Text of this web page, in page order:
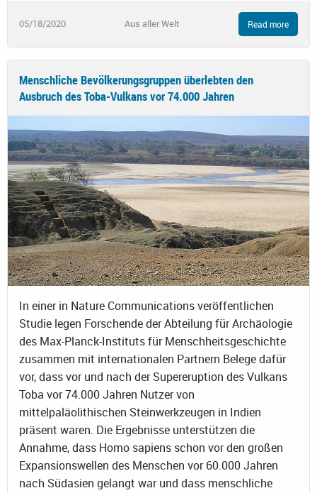
05/18/2020 Aus aller Welt Read more
Menschliche Bevölkerungsgruppen überlebten den
Ausbruch des Toba-Vulkans vor 74.000 Jahren
In einer in Nature Communications veröffentlichen
Studie legen Forschende der Abteilung für Archäologie
des Max-Planck-Instituts für Menschheitsgeschichte
zusammen mit internationalen Partnern Belege dafür
vor, dass vor und nach der Supereruption des Vulkans
Toba vor 74.000 Jahren Nutzer von
mittelpaläolithischen Steinwerkzeugen in Indien
präsent waren. Die Ergebnisse unterstützen die
Annahme, dass Homo sapiens schon vor den großen
Expansionswellen des Menschen vor 60.000 Jahren
nach Südasien gelangt war und dass menschliche